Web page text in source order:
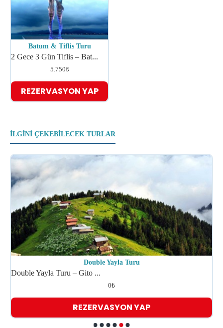
Batum & Tiflis Turu
2 Gece 3 Gün Tiflis – Bat...
5.750₺
REZERVASYON YAP
ILGINI ÇEKEBILECEK TURLAR
Double Yayla Turu
Double Yayla Turu – Gito ...
0₺
REZERVASYON YAP